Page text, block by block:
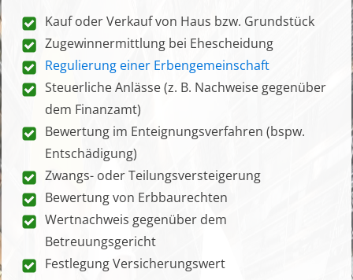
Kauf oder Verkauf von Haus bzw. Grundstück
Zugewinnermittlung bei Ehescheidung
Regulierung einer Erbengemeinschaft
Steuerliche Anlässe (z. B. Nachweise gegenüber
dem Finanzamt)
Bewertung im Enteignungsverfahren (bspw.
Entschädigung)
Zwangs- oder Teilungsversteigerung
Bewertung von Erbbaurechten
Wertnachweis gegenüber dem
Betreuungsgericht
Festlegung Versicherungswert